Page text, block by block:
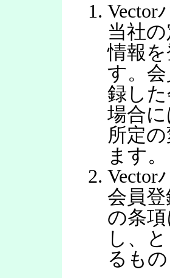
Vector
当社
情報
す。
録し
場合
所定
ます。
Vector
会員
の条
し、
るも